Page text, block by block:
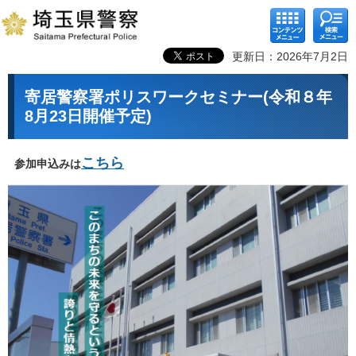
コンテ
ンツメ
ニュー
検索メ
ニュー
更新日：2026年7月2日
寄居警察署ポリスワークセミナー(令和８年
8月23日開催予定)
参加申込みはこちら